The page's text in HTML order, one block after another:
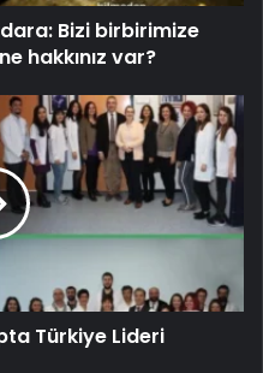
Bizi birbirimize
hakkınız var?
Türkiye Lideri